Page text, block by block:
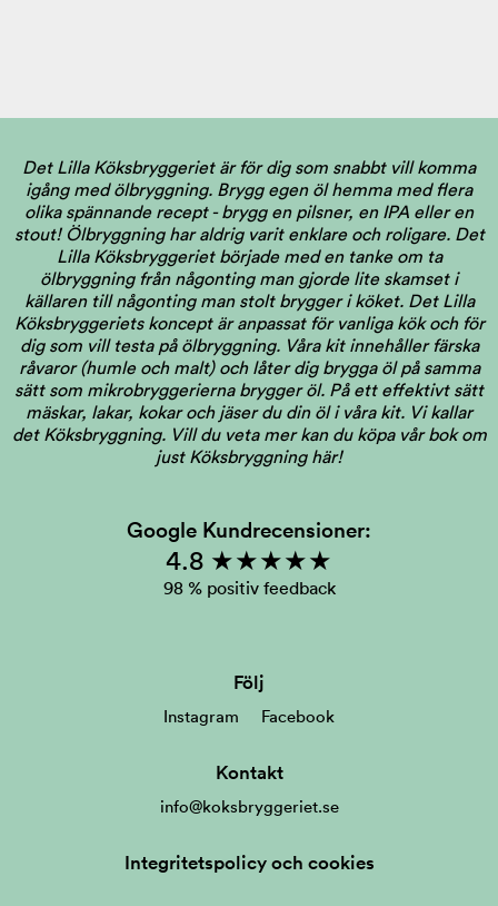
Det Lilla Köksbryggeriet är för dig som snabbt vill komma
igång med ölbryggning. Brygg egen öl hemma med flera
olika spännande recept - brygg en pilsner, en IPA eller en
stout! Ölbryggning har aldrig varit enklare och roligare. Det
Lilla Köksbryggeriet började med en tanke om ta
ölbryggning från någonting man gjorde lite skamset i
källaren till någonting man stolt brygger i köket. Det Lilla
Köksbryggeriets koncept är anpassat för vanliga kök och för
dig som vill testa på ölbryggning. Våra kit innehåller färska
råvaror (humle och malt) och låter dig brygga öl på samma
sätt som mikrobryggerierna brygger öl. På ett effektivt sätt
mäskar, lakar, kokar och jäser du din öl i våra kit. Vi kallar
det Köksbryggning. Vill du veta mer kan du köpa vår bok om
just Köksbryggning här!
Google Kundrecensioner:
4.8 ★★★★★
98 % positiv feedback
Kontakt
info@koksbryggeriet.se
Integritetspolicy och cookies
Följ
Instagram Facebook